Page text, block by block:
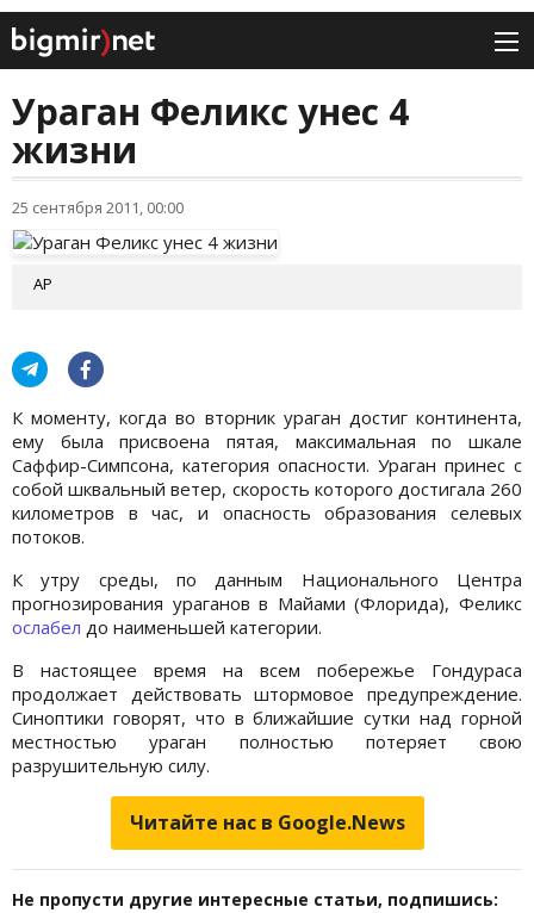
Ураган Феликс унес 4
жизни
25 сентября 2011, 00:00
АР
К моменту, когда во вторник ураган достиг континента,
ему была присвоена пятая, максимальная по шкале
Саффир-Симпсона, категория опасности. Ураган принес с
собой шквальный ветер, скорость которого достигала 260
километров в час, и опасность образования селевых
потоков.
К утру среды, по данным Национального Центра
прогнозирования ураганов в Майами (Флорида), Феликс
ослабел до наименьшей категории.
В настоящее время на всем побережье Гондураса
продолжает действовать штормовое предупреждение.
Синоптики говорят, что в ближайшие сутки над горной
местностью ураган полностью потеряет свою
разрушительную силу.
Читайте нас в Google.News
Не пропусти другие интересные статьи, подпишись: